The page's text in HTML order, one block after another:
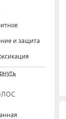
и защита
уход